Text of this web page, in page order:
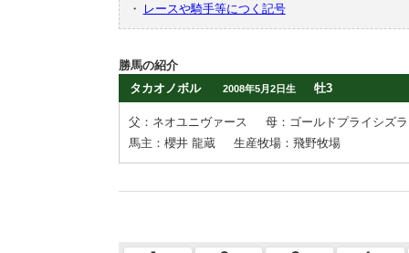
・
レースや騎手等につく記号
勝馬の紹介
タカオノボル
2008年5月2日生 牡3
父：ネオユニヴァース
母：ゴールドプライシズ
馬主：櫻井 龍蔵
生産牧場：飛野牧場